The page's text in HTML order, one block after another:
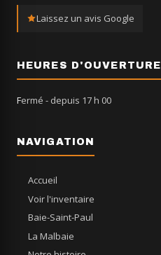
Laissez un avis Google
HEURES D'OUVERTURE
Fermé - depuis 17 h 00
NAVIGATION
Accueil
Voir l'inventaire
Baie-Saint-Paul
La Malbaie